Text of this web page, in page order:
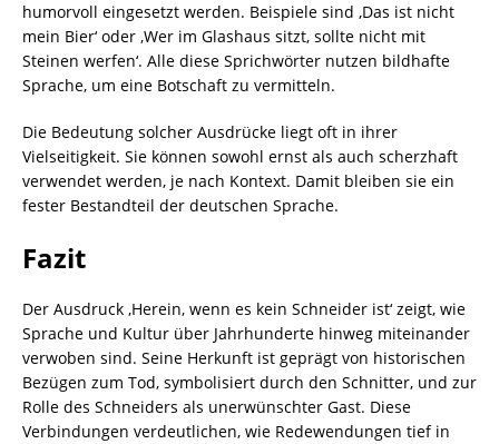
humorvoll eingesetzt werden. Beispiele sind ‚Das ist nicht
mein Bier‘ oder ‚Wer im Glashaus sitzt, sollte nicht mit
Steinen werfen‘. Alle diese Sprichwörter nutzen bildhafte
Sprache, um eine Botschaft zu vermitteln.
Die Bedeutung solcher Ausdrücke liegt oft in ihrer
Vielseitigkeit. Sie können sowohl ernst als auch scherzhaft
verwendet werden, je nach Kontext. Damit bleiben sie ein
fester Bestandteil der deutschen Sprache.
Fazit
Der Ausdruck ‚Herein, wenn es kein Schneider ist‘ zeigt, wie
Sprache und Kultur über Jahrhunderte hinweg miteinander
verwoben sind. Seine Herkunft ist geprägt von historischen
Bezügen zum Tod, symbolisiert durch den Schnitter, und zur
Rolle des Schneiders als unerwünschter Gast. Diese
Verbindungen verdeutlichen, wie Redewendungen tief in